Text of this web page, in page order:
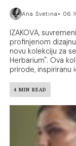
Ana Svetina
IZAKOVA,
profinjenom
novu kolekciju za
Herbarium". Ova
prirode, inspiriranu
4 MIN READ